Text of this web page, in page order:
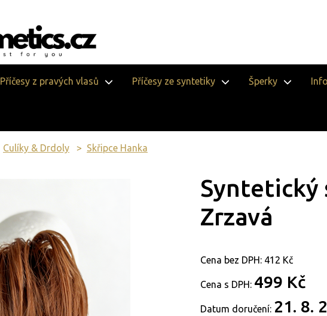
Příčesy z pravých vlasů Příčesy ze syntetiky Šperky
Culíky & Drdoly Skřipce Hanka
Syntetický
Zrzavá
Cena bez DPH: 412 Kč
Cena s DPH: 499 Kč
Datum doručení: 21. 8.